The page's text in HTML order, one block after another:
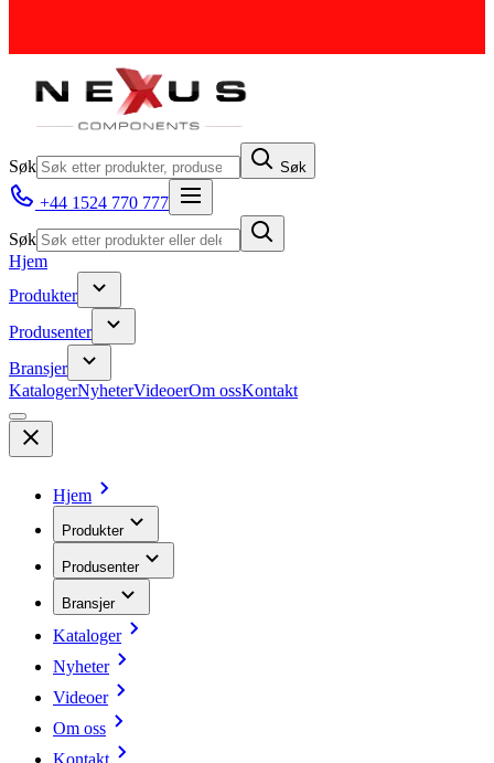
Søk Søk
+44 1524 770 777
Søk
Hjem
Produkter
Produsenter
Bransjer
KatalogerNyheterVideoerOm ossKontakt
Hjem
Produkter
Produsenter
Bransjer
Kataloger
Nyheter
Videoer
Om oss
Kontakt